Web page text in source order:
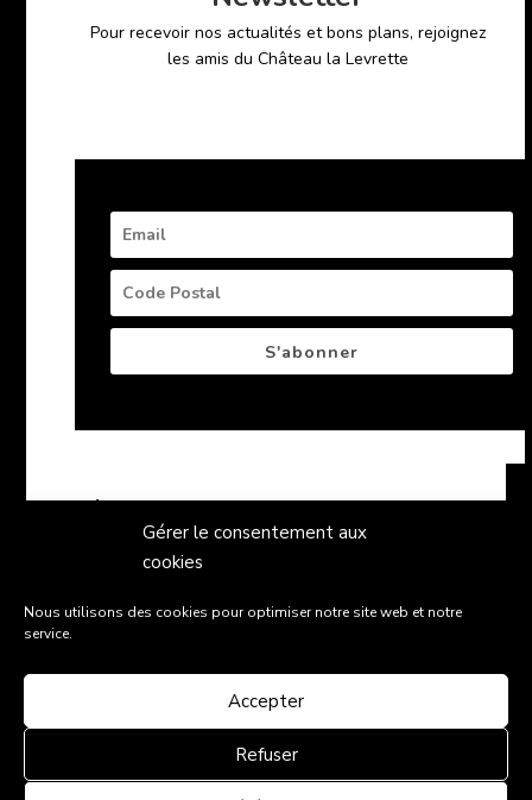
Gérer le consentement aux
cookies
Nous utilisons des cookies pour optimiser notre site web et notre
service.
Accepter
Refuser
Pour recevoir nos actualités et bons plans, rejoignez
les amis du Château la Levrette
S'abonner
←Château La Levrette Rouge 2007
Château La Levrette Blanc 2006
Condition générales de vente
confidentialité
Mentions légales
Contact